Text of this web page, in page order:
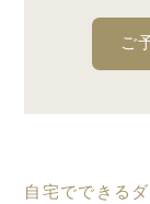
ご
自宅でできる